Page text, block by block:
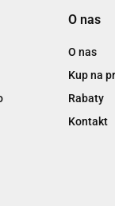
O nas
O nas
Kup na
Rabaty
Kontakt